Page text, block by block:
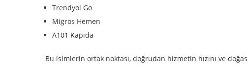
Trendyol Go
Migros Hemen
A101 Kapıda
Bu isimlerin ortak noktası, doğrudan hizmetin hızını ve